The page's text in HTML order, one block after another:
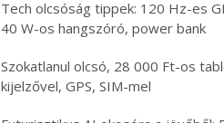
Tech olcsóság tippek: 120 Hz-es
40 W-os hangszóró, power bank
Szokatlanul olcsó, 28 000 Ft-os
kijelzővel, GPS, SIM-mel